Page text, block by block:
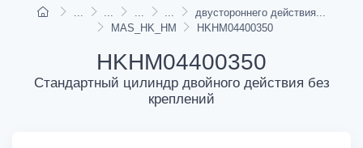
двустороннего действия
MAS_HK_HM
HKHM04400350
HKHM04400350
Стандартный цилиндр двойного действия без
креплений